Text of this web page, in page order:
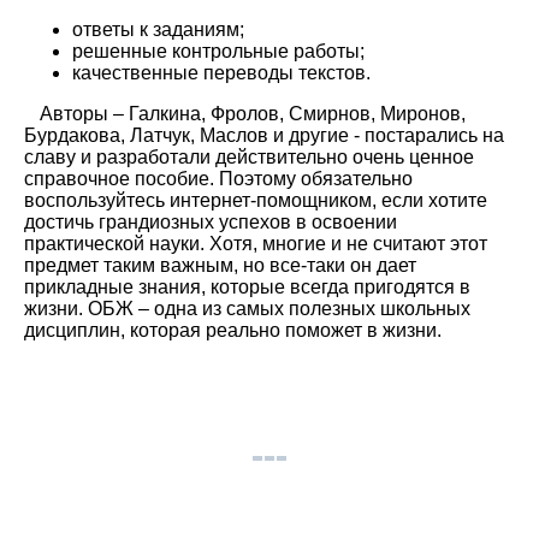
ответы к заданиям;
решенные контрольные работы;
качественные переводы текстов.
Авторы – Галкина, Фролов, Смирнов, Миронов,
Бурдакова, Латчук, Маслов и другие - постарались на
славу и разработали действительно очень ценное
справочное пособие. Поэтому обязательно
воспользуйтесь интернет-помощником, если хотите
достичь грандиозных успехов в освоении
практической науки. Хотя, многие и не считают этот
предмет таким важным, но все-таки он дает
прикладные знания, которые всегда пригодятся в
жизни. ОБЖ – одна из самых полезных школьных
дисциплин, которая реально поможет в жизни.